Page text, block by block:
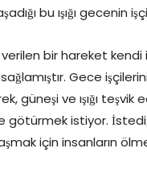
bu ışığı
bir hareket
Gece
güneşi ve ışığı
götürmek istiyor.
için insanların